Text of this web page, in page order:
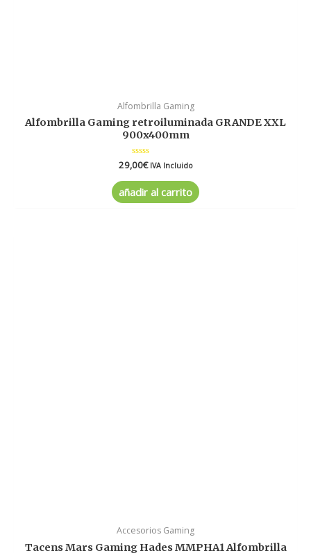
Alfombrilla Gaming
Alfombrilla Gaming retroiluminada GRANDE XXL
900x400mm
Valorado
0
de
5
29,00€ IVA Incluido
añadir al carrito
Accesorios Gaming
Tacens Mars Gaming Hades MMPHA1 Alfombrilla